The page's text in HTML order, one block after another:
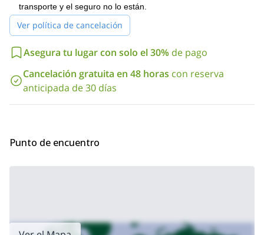
Después de más de mil metros de escalada y cubiertos por los
primeros rayos del sol, alcanzaremos la cumbre y disfrutaremos
de la vista por un tiempo antes del descenso.
Al reservar este viaje ahora, estarás reservando dos días de
adrenalina y emoción. Únete a mí en una increíble aventura
hasta la cumbre del Mont Blanc.
Este ascenso de 2 días solo es adecuado para montañeros
transporte y el seguro no lo están.
Ver política de cancelación
Asegura tu lugar con solo el 30% de pago
Cancelación gratuita en 48 horas con reserva
anticipada de 30 días
Punto de encuentro